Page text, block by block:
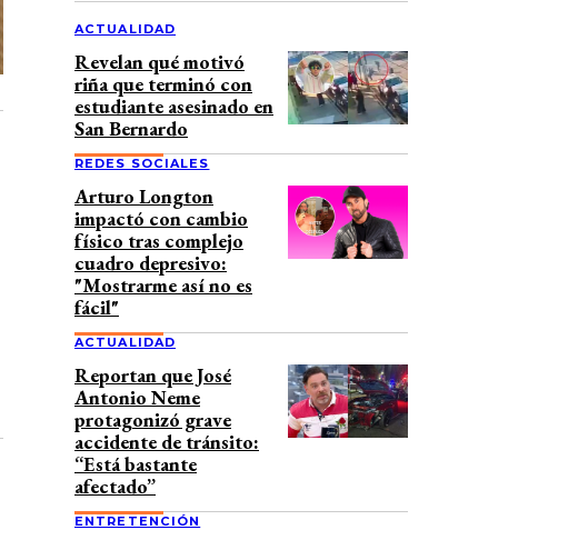
ACTUALIDAD
Revelan qué motivó
riña que terminó con
estudiante asesinado en
San Bernardo
REDES SOCIALES
Arturo Longton
impactó con cambio
físico tras complejo
cuadro depresivo:
"Mostrarme así no es
fácil"
ACTUALIDAD
Reportan que José
Antonio Neme
protagonizó grave
accidente de tránsito:
“Está bastante
afectado”
ENTRETENCIÓN